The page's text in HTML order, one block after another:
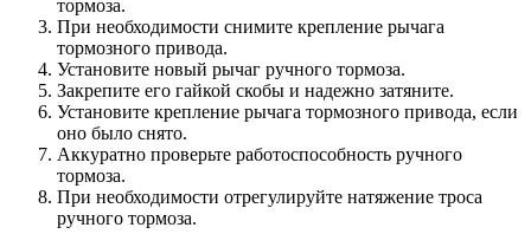
тормоза.
При необходимости снимите крепление рычага
тормозного привода.
Установите новый рычаг ручного тормоза.
Закрепите его гайкой скобы и надежно затяните.
Установите крепление рычага тормозного привода, если
оно было снято.
Аккуратно проверьте работоспособность ручного
тормоза.
При необходимости отрегулируйте натяжение троса
ручного тормоза.